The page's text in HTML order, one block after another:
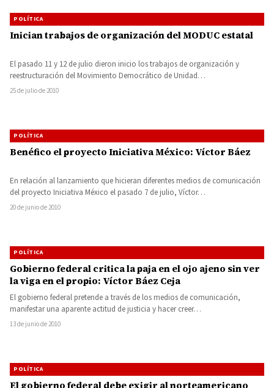
POLÍTICA
Inician trabajos de organización del MODUC estatal
El pasado 11 y 12 de julio dieron inicio los trabajos de organización y
reestructuración del Movimiento Democrático de Unidad…
25 de julio de 2010
POLÍTICA
Benéfico el proyecto Iniciativa México: Víctor Báez
En relación al lanzamiento que hicieran diferentes medios de comunicación
del proyecto Iniciativa México el pasado 7 de julio, Víctor…
20 de junio de 2010
POLÍTICA
Gobierno federal critica la paja en el ojo ajeno sin ver
la viga en el propio: Víctor Báez Ceja
El gobierno federal pretende a través de los medios de comunicación,
manifestar una aparente actitud de justicia y hacer creer…
13 de junio de 2010
POLÍTICA
El gobierno federal debe exigir al norteamericano